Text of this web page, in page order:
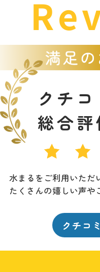
クチコ
総合評
水まるをご利用いただ
たくさんの嬉しい声や
クチコ